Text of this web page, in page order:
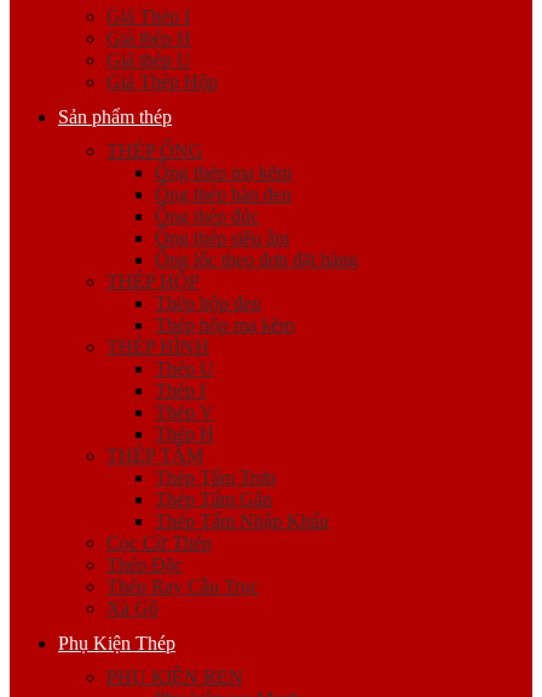
Giá Thép I
Giá thép H
Giá thép U
Giá Thép Hộp
Sản phẩm thép
THÉP ỐNG
Ống thép mạ kẽm
Ống thép hàn đen
Ống thép đúc
Ống thép siêu âm
Ống lốc theo đơn đặt hàng
THÉP HỘP
Thép hộp đen
Thép hộp mạ kẽm
THÉP HÌNH
Thép U
Thép I
Thép V
Thép H
THÉP TẤM
Thép Tấm Trơn
Thép Tấm Gân
Thép Tấm Nhập Khẩu
Cọc Cừ Thép
Thép Đặc
Thép Ray Cầu Trục
Xà Gồ
Phụ Kiện Thép
PHỤ KIỆN REN